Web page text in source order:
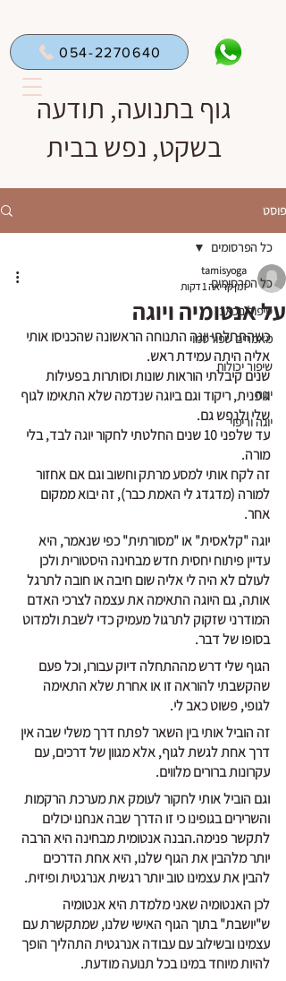
054-2270640
גוף בתנועה, תודעה
בשקט, נפש בבית
פוסט
כל הפרסומים
טיפול בכאב
מאמרים שפורסמו
שיפור יכולות
יוגה
יוגה וריפוי
כל הפרסומים
על אנטומיה ויוגה
tamisyoga
זמן קריאה 1 דקות
כשהתחלתי יוגה התנוחה הראשונה שהכניסו אותי
אליה היתה עמידת ראש.
שנים קיבלתי הוראות שונות וסותרות בפעילות
גופנית, ריקוד וגם ביוגה שנדמה שלא התאימו לגוף
שלי ולנפש גם.
עד שלפני 10 שנים החלטתי לחקור יוגה לבד, בלי
מורה.
זה לקח אותי למסע מרתק וחשוב וגם אם אחזור
למורה (מדגדג לי האמת כבר), זה יבוא ממקום
אחר.
יוגה "קלאסית" או "מסורתית" כפי שנאמר, היא
עדיין פיתוח יחסית חדש מבחינה היסטורית ולכן
לעולם לא היה לי אליה שום חיבה או חובה לתרגל
אותה, גם היוגה התאימה את עצמה לצרכי האדם
המודרני שזקוק לתרגול מעמיק כדי לשבת ולמדוט
בסופו של דבר.
הגוף שלי דרש מההתחלה דיוק עבורו, וכל פעם
שהקשבתי להוראה זו או אחרת שלא התאימה
לגופי, פשוט כאב לי.
זה הוביל אותי בין השאר לפתח דרך משלי שבה אין
דרך אחת לגשת לגוף, אלא מגוון של דרכים, עם
עקרונות ברורים מלווים.
וגם הוביל אותי לחקור לעומק את מערכת הרקמות
והשרירים בגופינו כי זו הדרך שבה אנחנו יכולים
לתקשר פנימה.הבנה אנטומית מבחינה היא הרבה
יותר מלהבין את הגוף שלנו, היא אחת הדרכים
להבין את עצמינו טוב יותר רגשית אנרגטית ופיזית.
לכן האנטומיה שאני מלמדת היא אנטומיה
ש"יושבת" בתוך הגוף האישי שלנו, שמתקשרת עם
עצמינו ובשילוב עם עבודה אנרגטית התהליך הופך
להיות מיוחד במינו בכל תנועה מודעת.